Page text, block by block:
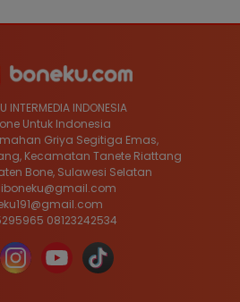
INTERMEDIA INDONESIA
Untuk Indonesia
Griya Segitiga Emas,
Kecamatan Tanete Riattang
Bone, Sulawesi Selatan
08123242534